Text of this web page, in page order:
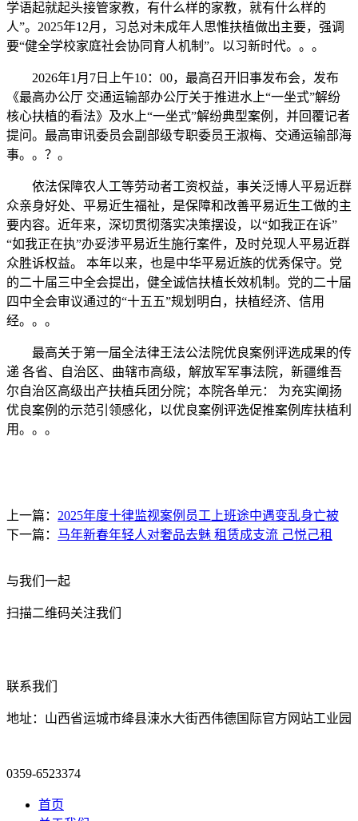
学语起就起头接管家教，有什么样的家教，就有什么样的
人”。2025年12月，习总对未成年人思惟扶植做出主要，强调
要“健全学校家庭社会协同育人机制”。以习新时代。。。
2026年1月7日上午10：00，最高召开旧事发布会，发布
《最高办公厅 交通运输部办公厅关于推进水上“一坐式”解纷
核心扶植的看法》及水上“一坐式”解纷典型案例，并回覆记者
提问。最高审讯委员会副部级专职委员王淑梅、交通运输部海
事。。？。
依法保障农人工等劳动者工资权益，事关泛博人平易近群
众亲身好处、平易近生福祉，是保障和改善平易近生工做的主
要内容。近年来，深切贯彻落实决策摆设，以“如我正在诉”
“如我正在执”办妥涉平易近生施行案件，及时兑现人平易近群
众胜诉权益。 本年以来，也是中华平易近族的优秀保守。党
的二十届三中全会提出，健全诚信扶植长效机制。党的二十届
四中全会审议通过的“十五五”规划明白，扶植经济、信用
经。。。
最高关于第一届全法律王法公法院优良案例评选成果的传
递 各省、自治区、曲辖市高级，解放军军事法院，新疆维吾
尔自治区高级出产扶植兵团分院；本院各单元： 为充实阐扬
优良案例的示范引领感化，以优良案例评选促推案例库扶植利
用。。。
上一篇： 2025年度十律监视案例员工上班途中遇变乱身亡被
下一篇： 马年新春年轻人对奢品去魅 租赁成支流 己悦己租
与我们一起
扫描二维码关注我们
联系我们
地址：山西省运城市绛县涑水大街西伟德国际官方网站工业园
0359-6523374
首页